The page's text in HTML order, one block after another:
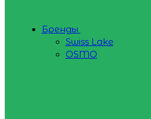
Бренды
Swiss Lake
OSMO